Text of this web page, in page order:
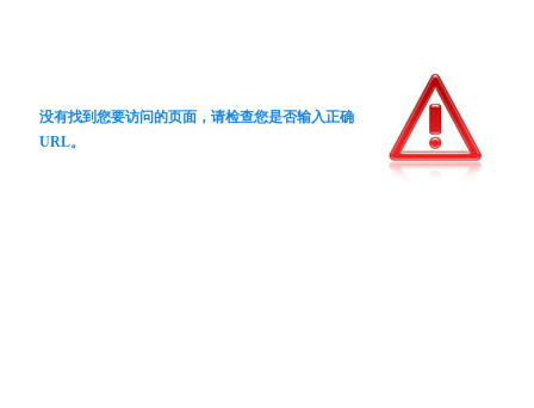
没有找到您要访问的页面，请检查您是否输入正确
URL。